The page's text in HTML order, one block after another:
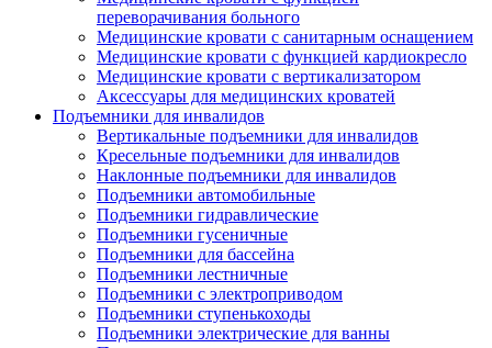
переворачивания больного
Медицинские кровати с санитарным оснащением
Медицинские кровати с функцией кардиокресло
Медицинские кровати с вертикализатором
Аксессуары для медицинских кроватей
Подъемники для инвалидов
Вертикальные подъемники для инвалидов
Кресельные подъемники для инвалидов
Наклонные подъемники для инвалидов
Подъемники автомобильные
Подъемники гидравлические
Подъемники гусеничные
Подъемники для бассейна
Подъемники лестничные
Подъемники с электроприводом
Подъемники ступенькоходы
Подъемники электрические для ванны